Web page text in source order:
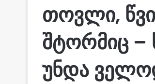
თოვლი,
შტორმიც –
უნდა